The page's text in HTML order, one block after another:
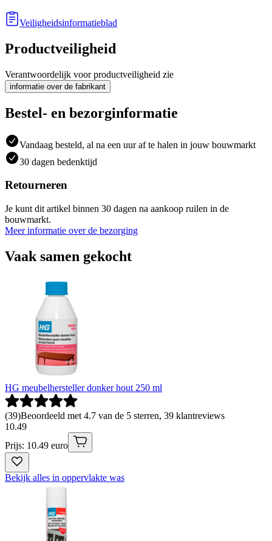
Veiligheidsinformatieblad
Productveiligheid
Verantwoordelijk voor productveiligheid zie
informatie over de fabrikant
Bestel- en bezorginformatie
Vandaag besteld, al na een uur af te halen in jouw bouwmarkt
30 dagen bedenktijd
Retourneren
Je kunt dit artikel binnen 30 dagen na aankoop ruilen in de
bouwmarkt.
Meer informatie over de bezorging
Vaak samen gekocht
HG meubelhersteller donker hout 250 ml
(39)Beoordeeld met 4.7 van de 5 sterren, 39 klantreviews
10.49
Prijs: 10.49 euro
Bekijk alles in oppervlakte was